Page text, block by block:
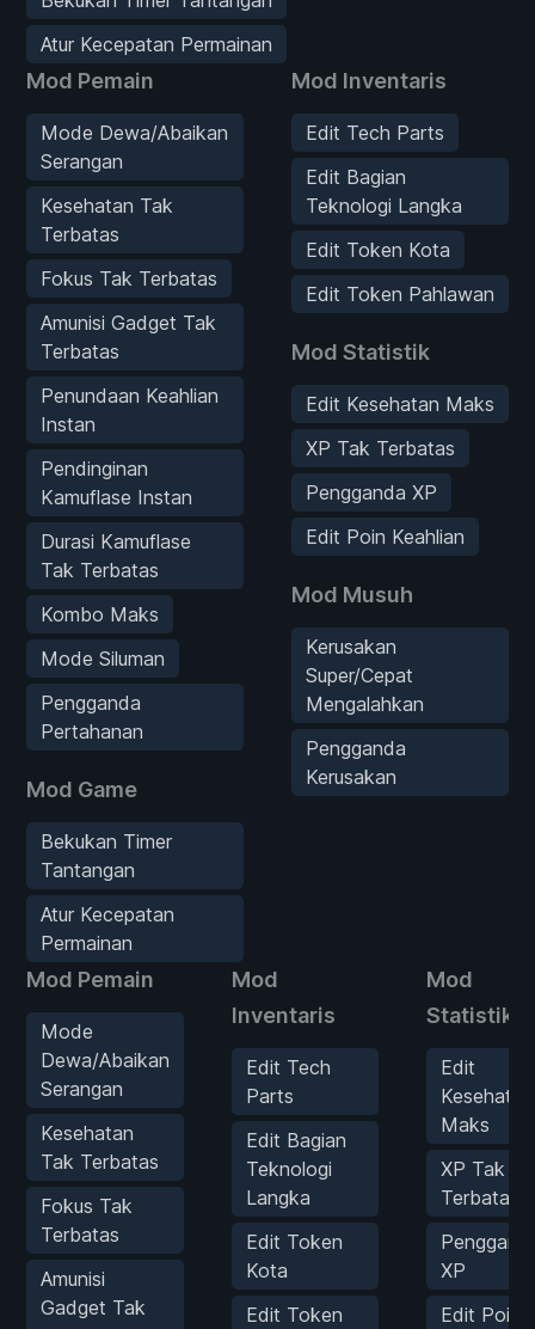
Atur Kecepatan Permainan
Mod Pemain
Mode Dewa/Abaikan
Serangan
Kesehatan Tak
Terbatas
Fokus Tak Terbatas
Amunisi Gadget Tak
Terbatas
Penundaan Keahlian
Instan
Pendinginan
Kamuflase Instan
Durasi Kamuflase
Tak Terbatas
Kombo Maks
Mode Siluman
Pengganda
Pertahanan
Mod Game
Bekukan Timer
Tantangan
Atur Kecepatan
Permainan
Mod Inventaris
Edit Tech Parts
Edit Bagian
Teknologi Langka
Edit Token Kota
Edit Token Pahlawan
Mod Statistik
Edit Kesehatan Maks
XP Tak Terbatas
Pengganda XP
Edit Poin Keahlian
Mod Musuh
Kerusakan
Super/Cepat
Mengalahkan
Pengganda
Kerusakan
Mod Pemain
Mode
Dewa/Abaikan
Serangan
Kesehatan
Tak Terbatas
Fokus Tak
Terbatas
Amunisi
Gadget Tak
Mod
Inventaris
Edit Tech
Parts
Edit Bagian
Teknologi
Langka
Edit Token
Kota
Edit Token
Mod
Statistik
Edit
Kesehatan
Maks
XP Tak
Terbatas
XP
Edit Poin